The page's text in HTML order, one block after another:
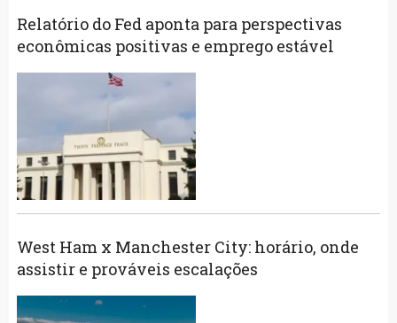
Relatório do Fed aponta para perspectivas
econômicas positivas e emprego estável
West Ham x Manchester City: horário, onde
assistir e prováveis escalações